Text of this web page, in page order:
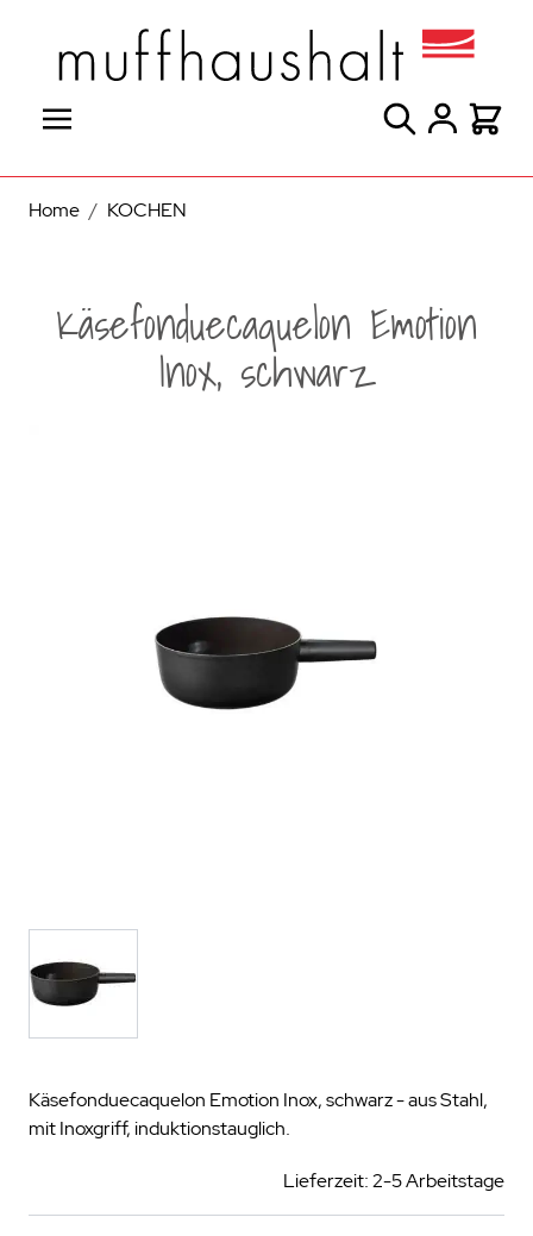
Suche
Home / KOCHEN
Käsefonduecaquelon Emotion
Inox, schwarz
Käsefonduecaquelon Emotion Inox, schwarz - aus Stahl,
mit Inoxgriff, induktionstauglich.
Lieferzeit: 2-5 Arbeitstage